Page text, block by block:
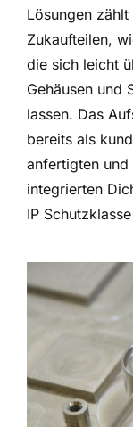
Lösungen
Zukaufteilen,
die sich leicht
Gehäusen und
lassen. Das
bereits als
anfertigten
integrierten
IP